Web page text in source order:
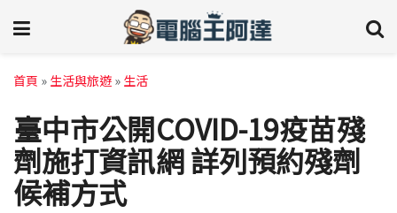
首頁 » 生活與旅遊 » 生活
臺中市公開COVID-19疫苗殘
劑施打資訊網 詳列預約殘劑
候補方式